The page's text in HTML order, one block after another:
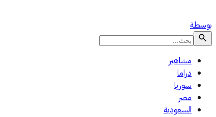
بوسطة
مشاهير
دراما
سوريا
مصر
السعودية